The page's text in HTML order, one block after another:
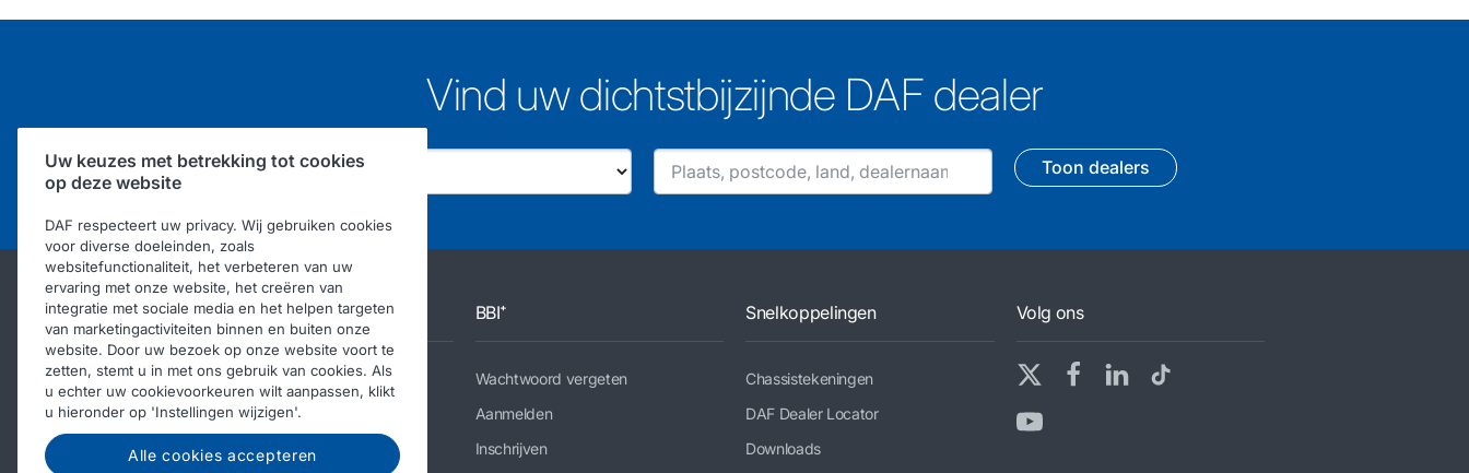
Vind uw dichtstbijzijnde DAF dealer
Toon dealers
Andere DAF-sites
DAF Corporate site
DAF Components
Gebruikte DAF Trucks
BBI⁺
Wachtwoord vergeten
Aanmelden
Inschrijven
Snelkoppelingen
Chassistekeningen
DAF Dealer Locator
Downloads
Volg ons
Uw keuzes met betrekking tot cookies
op deze website
DAF respecteert uw privacy. Wij gebruiken cookies
voor diverse doeleinden, zoals
websitefunctionaliteit, het verbeteren van uw
ervaring met onze website, het creëren van
integratie met sociale media en het helpen targeten
van marketingactiviteiten binnen en buiten onze
website. Door uw bezoek op onze website voort te
zetten, stemt u in met ons gebruik van cookies. Als
u echter uw cookievoorkeuren wilt aanpassen, klikt
u hieronder op 'Instellingen wijzigen'.
Alle cookies accepteren